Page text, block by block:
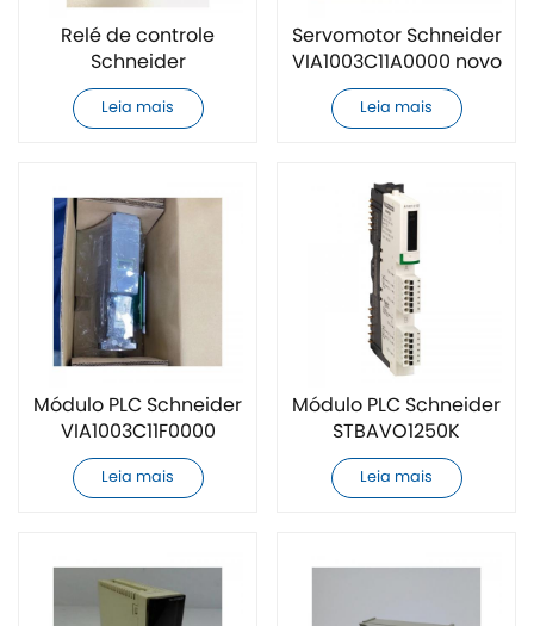
Relé de controle
Schneider
RM35JA31MW novo
Leia mais
Servomotor Schneider
VIA1003C11A0000 novo
Leia mais
Módulo PLC Schneider
VIA1003C11F0000
totalmente novo
Leia mais
Módulo PLC Schneider
STBAVO1250K
totalmente novo
Leia mais